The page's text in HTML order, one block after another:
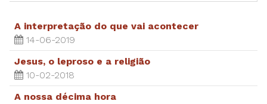
A interpretação do que vai acontecer
14-06-2019
Jesus, o leproso e a religião
10-02-2018
A nossa décima hora